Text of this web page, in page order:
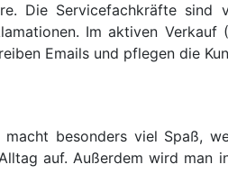
Die Servicefachkräfte sind
Im aktiven
Emails und pflegen die
besonders viel Spaß,
auf. Außerdem wird man